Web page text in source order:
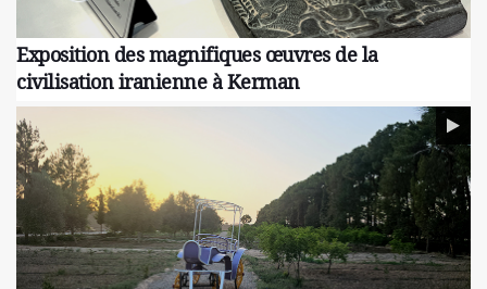
Exposition des magnifiques œuvres de la
civilisation iranienne à Kerman